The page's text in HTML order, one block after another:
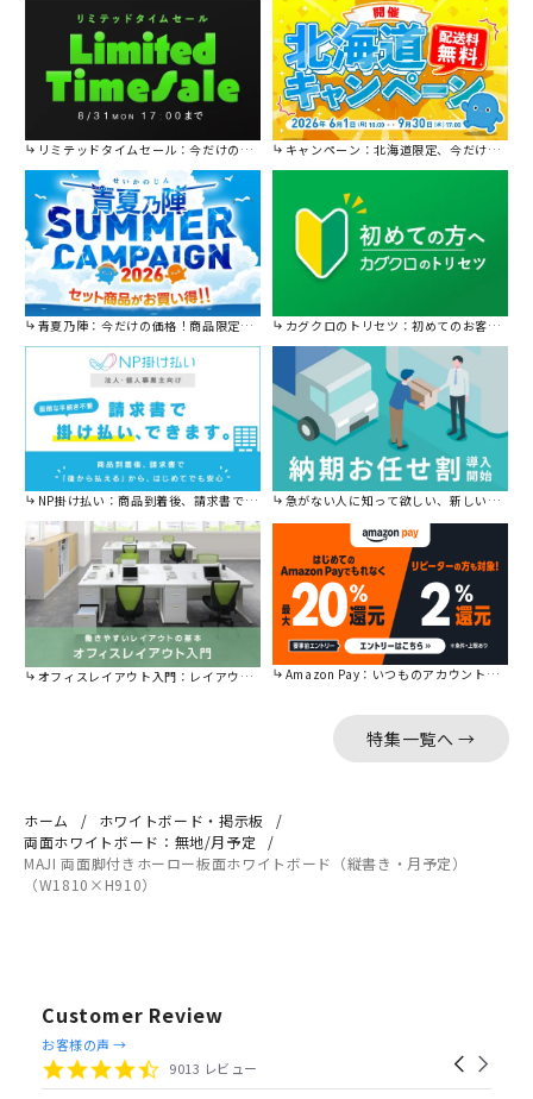
リミテッドタイムセール：今だけの限定セール。 キャンペーン：北海道限定、今だけ送料無料！
青夏乃陣：今だけの価格！商品限定セール開催中です。 カグクロのトリセツ：初めてのお客様はこちら。
NP掛け払い：商品到着後、請求書で後から払えます。 急がない人に知って欲しい、新しい割引を始めました。
オフィスレイアウト入門：レイアウトの基本をご紹介。 Amazon Pay：いつものアカウントで簡単に決済可能。
特集一覧へ →
ホーム
ホワイトボード・掲示板
両面ホワイトボード：無地/月予定
MAJI 両面脚付きホーロー板面ホワイトボード（縦書き・月予定）
（W1810×H910）
Customer Review
Reviews
carousel
Carousel
arrows
4.4
star
9013 レビュー
お客様の声 →